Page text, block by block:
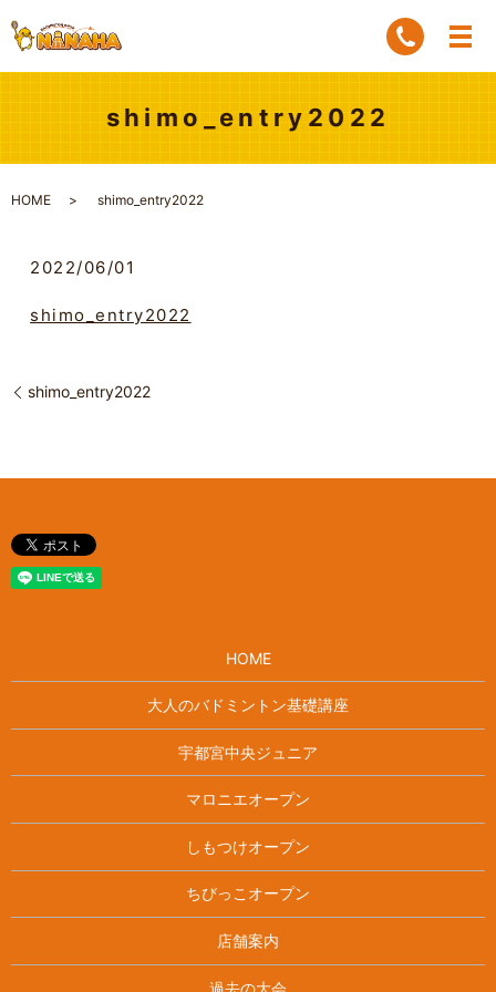
shimo_entry2022
HOME shimo_entry2022
2022/06/01
shimo_entry2022
shimo_entry2022
HOME
大人のバドミントン基礎講座
宇都宮中央ジュニア
マロニエオープン
しもつけオープン
ちびっこオープン
店舗案内
過去の大会